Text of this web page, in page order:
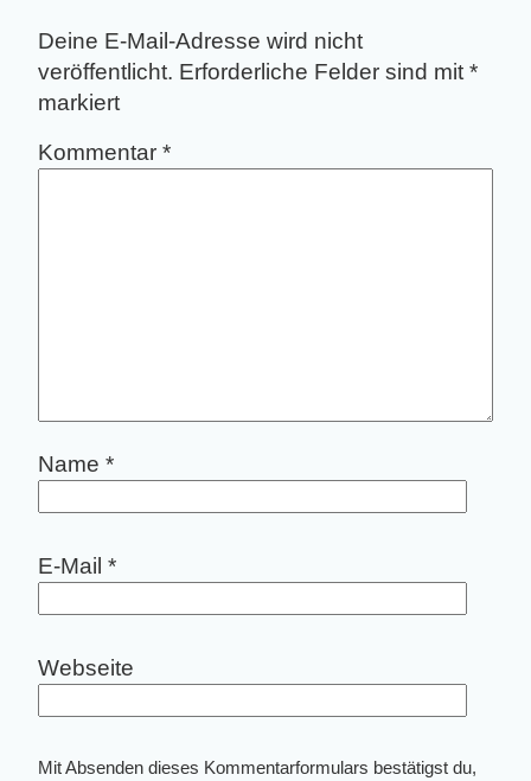
Deine E-Mail-Adresse wird nicht
veröffentlicht. Erforderliche Felder sind mit *
markiert
Kommentar *
Name *
E-Mail *
Webseite
Mit Absenden dieses Kommentarformulars bestätigst du,